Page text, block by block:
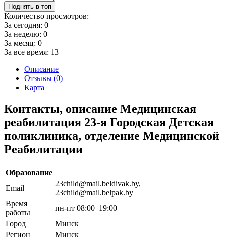
Поднять в топ
Количество просмотров:
За сегодня: 0
За неделю: 0
За месяц: 0
За все время: 13
Описание
Отзывы (0)
Карта
Контакты, описание Медицинская
реабилитация 23-я Городская Детская
поликлиника, отделение Медицинской
Реабилитации
Образование
Email
23child@mail.beldivak.by,
23child@mail.belpak.by
Время
работы
пн-пт 08:00–19:00
Город
Минск
Регион
Минск